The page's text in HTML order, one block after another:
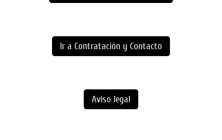
Ir a Contratación y Contacto
Aviso legal